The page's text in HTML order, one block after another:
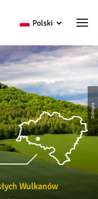
Polski
Ostrzyca
Wulkanów